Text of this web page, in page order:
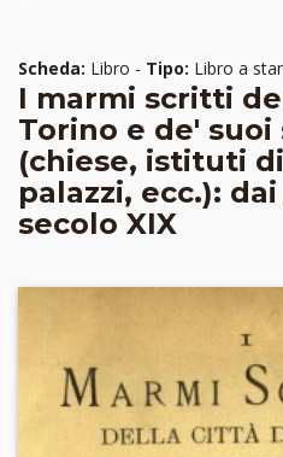
Scheda: Libro - Tipo: Libro a
I marmi scritti
Torino e de'
(chiese, istituti
palazzi, ecc.):
secolo XIX